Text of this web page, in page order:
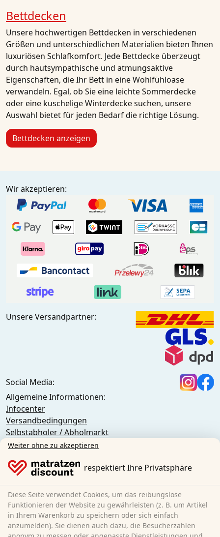
Bettdecken
Unsere hochwertigen Bettdecken in verschiedenen
Größen und unterschiedlichen Materialien bieten Ihnen
luxuriösen Schlafkomfort. Jede Bettdecke überzeugt
durch hautsympathische und atmungsaktive
Eigenschaften, die Ihr Bett in eine Wohlfühloase
verwandeln. Egal, ob Sie eine leichte Sommerdecke
oder eine kuschelige Winterdecke suchen, unsere
Auswahl bietet für jeden Bedarf die richtige Lösung.
Bettdecken anzeigen
Wir akzeptieren:
Unsere Versandpartner:
Social Media:
Allgemeine Informationen:
Infocenter
Versandbedingungen
Selbstabholer / Abholmarkt
Gewerbe / Öffentliche Einrichtungen / Großkunden
AGB (Privatkunden)
AGB (Geschäftskunden)
Datenschutz
Cookies
Widerrufsbelehrung
Impressum
Weiter ohne zu akzeptieren
respektiert Ihre Privatsphäre
Diese Seite verwendet Cookies, um das reibungslose
Funktionieren der Website zu gewährleisten (z. B. um Artikel
in Ihrem Warenkorb zu speichern oder sich einfach
anzumelden). Sie dienen auch dazu, die Besucherzahlen